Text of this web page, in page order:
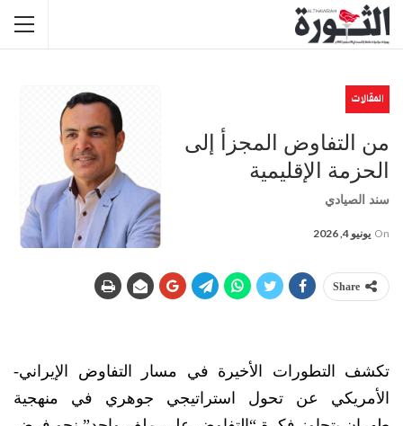
المقالات
من التفاوض المجزأ إلى
الحزمة الإقليمية
سند الصيادي
On يونيو 4, 2026
Share
تكشف التطورات الأخيرة في مسار التفاوض الإيراني-
الأمريكي عن تحول استراتيجي جوهري في منهجية